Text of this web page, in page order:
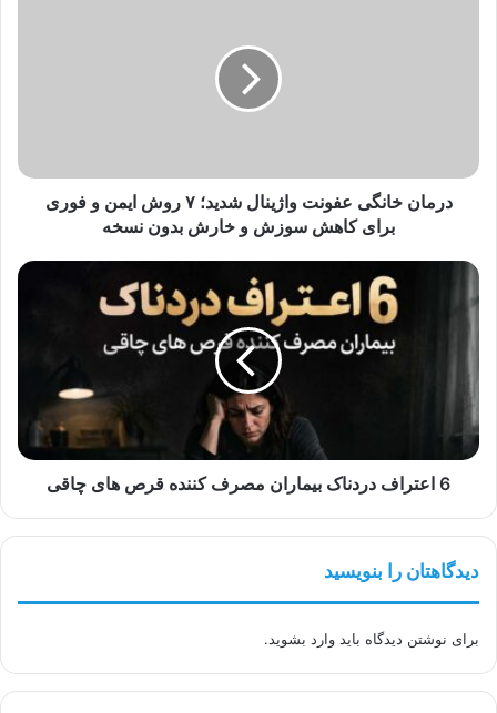
و
فوری
سوزش
بدون
درمان خانگی عفونت واژینال شدید؛ ۷ روش ایمن و فوری
برای کاهش سوزش و خارش بدون نسخه
6
اعتراف
قرص
های
چاقی
6 اعتراف دردناک بیماران مصرف کننده قرص های چاقی
دیدگاهتان را بنویسید
برای نوشتن دیدگاه باید وارد بشوید.